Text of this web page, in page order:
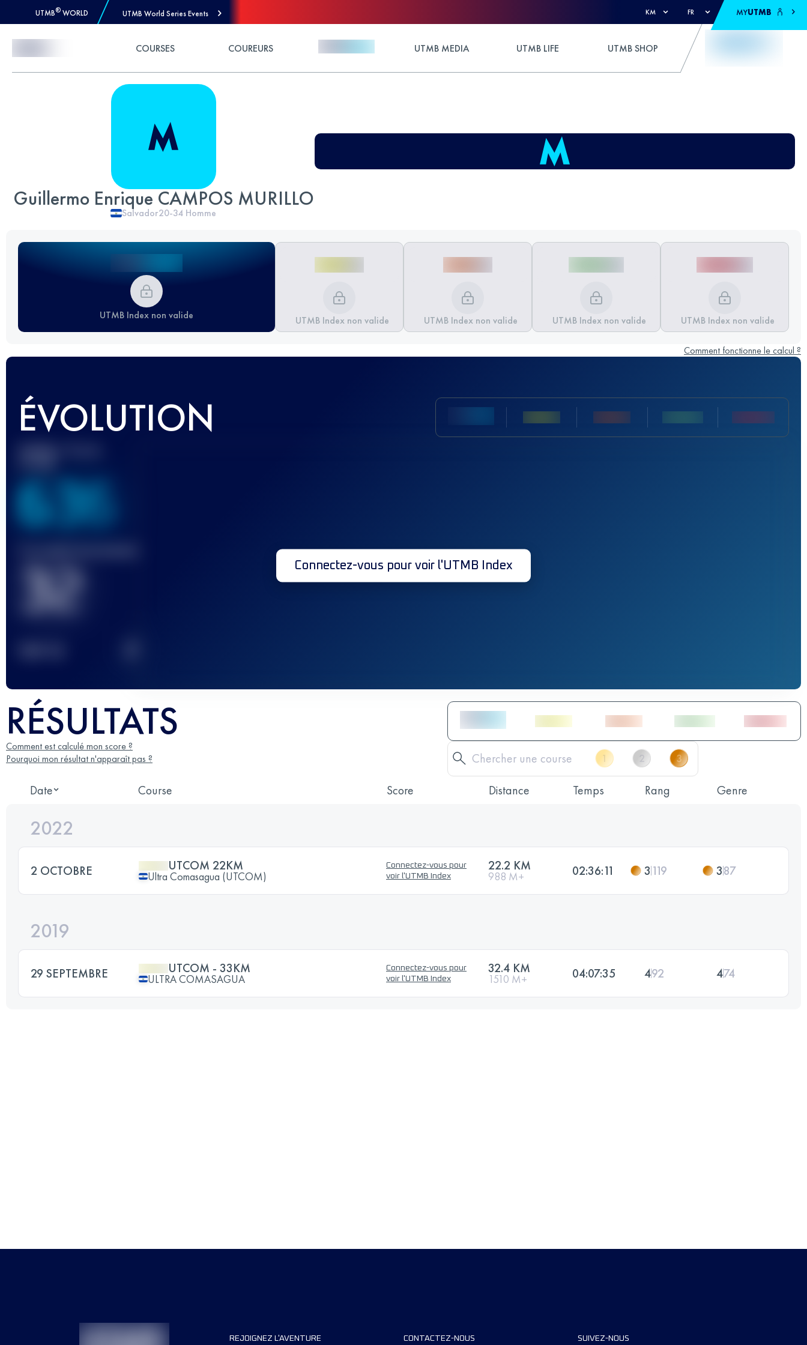
UTMB® WORLD UTMB World Series Events KM FR MYUTMB
COURSES COUREURS UTMB MEDIA UTMB LIFE UTMB SHOP
Guillermo Enrique CAMPOS MURILLO
Salvador20-34 Homme
UTMB Index non valide UTMB Index non valide UTMB Index non valide UTMB Index non valide UTMB Index non valide
Comment fonctionne le calcul ?
ÉVOLUTION
Meilleur Score
636
32 Connectez-vous pour voir l'UTMB Index
RÉSULTATS
Comment est calculé mon score ?
Pourquoi mon résultat n'apparaît pas ?
Date Course Score Distance Temps Rang Genre
2022
2 OCTOBRE UTCOM 22KM
Ultra Comasagua (UTCOM)
Connectez-vous pour
voir l'UTMB Index
22.2 KM
988 M+ 02:36:11 3 119 387
2019
29 SEPTEMBRE UTCOM - 33KM
ULTRA COMASAGUA
Connectez-vous pour
voir l'UTMB Index
32.4 KM
1510 M+ 04:07:35 492 474
REJOIGNEZ L'AVENTURE CONTACTEZ-NOUS SUIVEZ-NOUS